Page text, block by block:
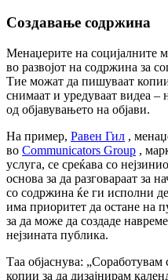
Создавање содржина
Менаџерите на социјалните
во развојот на содржина за
Тие можат да пишуваат
снимаат и уредуваат видеа –
од објавувањето на објави.
На пример, Равен Гил ,
во Communicators Group ,
услуга, се среќава со
основа за да разговараат за
со содржина ќе ги исполни
има приоритет да остане на
за да може да создаде
нејзината публика.
Таа објаснува:
копии за да дизајнирам